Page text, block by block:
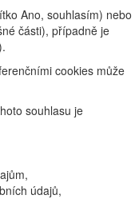
Ano, souhlasím) nebo
části), případně je
cookies může
souhlasu je
údajů,